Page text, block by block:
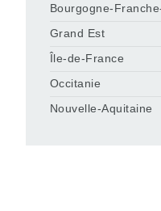
Bourgogne-
Grand Est
Île-de-France
Occitanie
Nouvelle-Aquitaine